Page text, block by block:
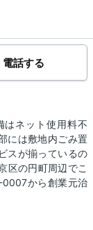
電話する
はネット使用料不
には敷地内ごみ置
スが揃っているの
区の円町周辺でこ
から創業元治